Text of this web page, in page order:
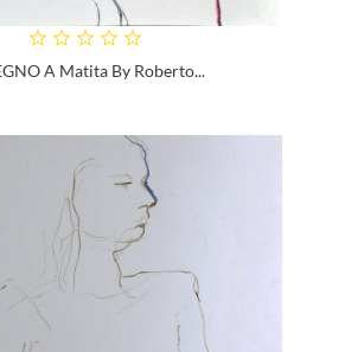
A Matita By Roberto...